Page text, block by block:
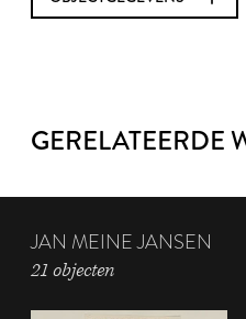
GERELATEERDE
JAN MEINE JANSEN
21 objecten